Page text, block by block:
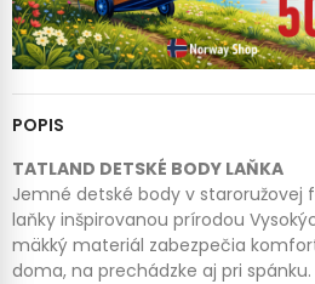
POPIS
TATLAND DETSKÉ BODY LAŇKA
Jemné detské body v staroružovej
laňky inšpirovanou prírodou
mäkký materiál zabezpečia
doma, na prechádzke aj pri spánku.